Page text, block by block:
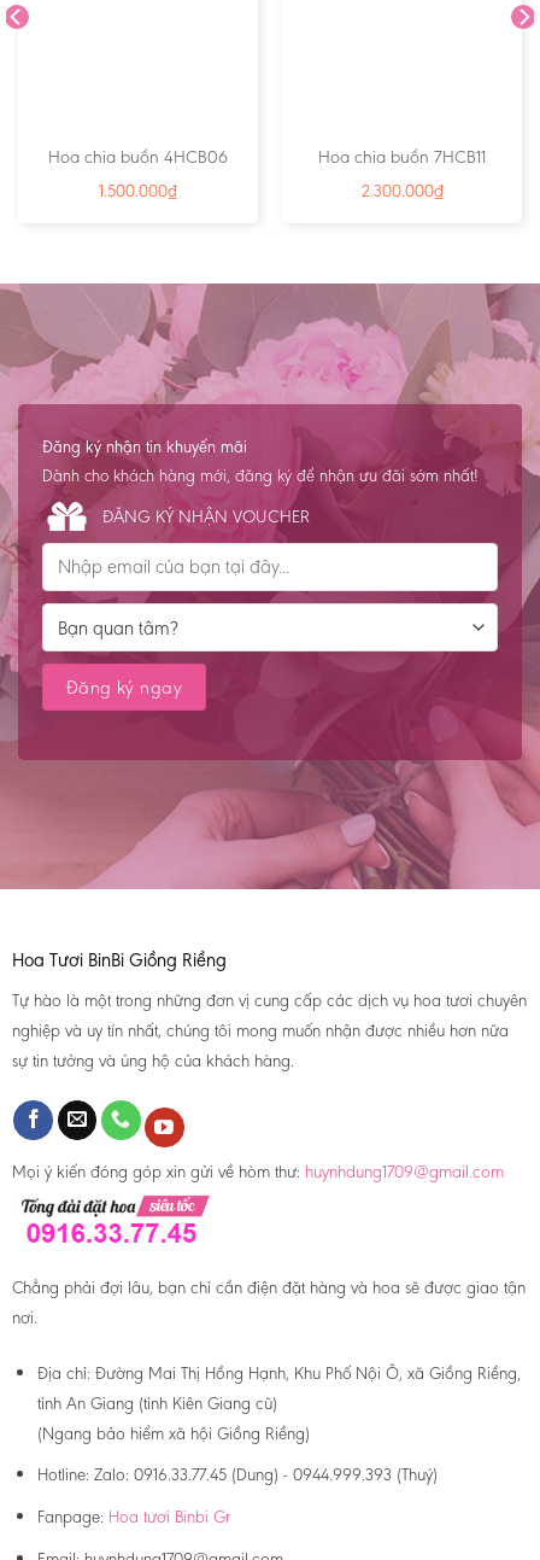
Hoa chia buồn 4HCB06
1.500.000₫
Hoa chia buồn 7HCB11
2.300.000₫
Đăng ký nhận tin khuyến mãi
Dành cho khách hàng mới, đăng ký để nhận ưu đãi sớm nhất!
ĐĂNG KÝ NHẬN VOUCHER
Hoa Tươi BinBi Giồng Riềng
Tự hào là một trong những đơn vị cung cấp các dịch vụ hoa tươi chuyên
nghiệp và uy tín nhất, chúng tôi mong muốn nhận được nhiều hơn nữa
sự tin tưởng và ủng hộ của khách hàng.
Mọi ý kiến đóng góp xin gửi về hòm thư: huynhdung1709@gmail.com
Chẳng phải đợi lâu, bạn chỉ cần điện đặt hàng và hoa sẽ được giao tận
nơi.
Địa chỉ: Đường Mai Thị Hồng Hạnh, Khu Phố Nội Ô, xã Giồng Riềng,
tỉnh An Giang (tỉnh Kiên Giang cũ)
(Ngang bảo hiểm xã hội Giồng Riềng)
Hotline: Zalo: 0916.33.77.45 (Dung) - 0944.999.393 (Thuý)
Fanpage: Hoa tươi Binbi Gr